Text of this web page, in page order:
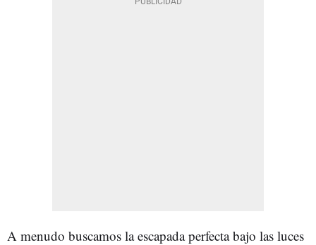
A menudo buscamos la escapada perfecta bajo las luces